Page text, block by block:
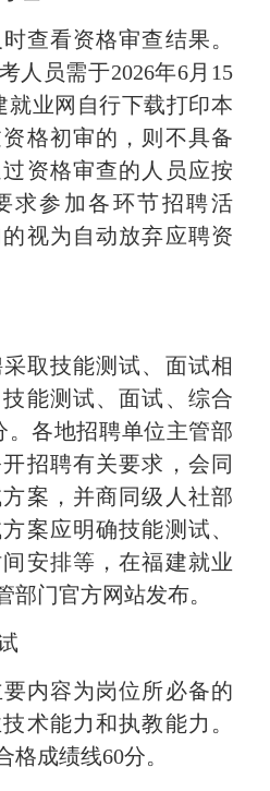
查看资格审查结果。
人员需于2026年6月15
就业网自行下载打印本
格初审的，则不具备
资格审查的人员应按
求参加各环节招聘活
视为自动放弃应聘资
取技能测试、面试相
能测试、面试、综合
。各地招聘单位主管部
招聘有关要求，会同
案，并商同级人社部
案应明确技能测试、
安排等，在福建就业
部门官方网站发布。
内容为岗位所必备的
术能力和执教能力。
格成绩线60分。